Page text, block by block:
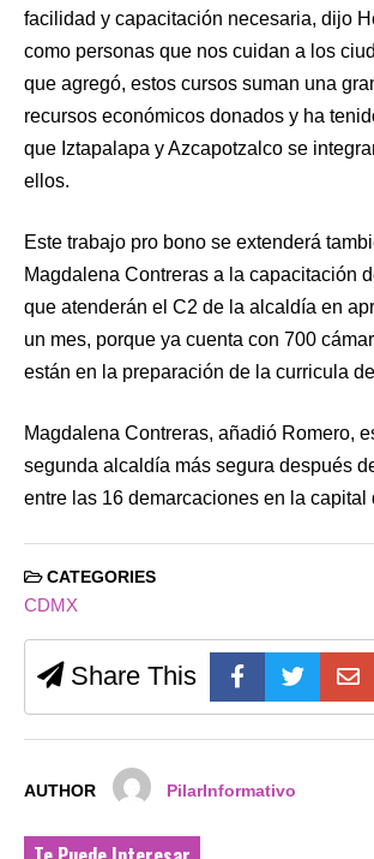
facilidad y capacitación necesaria, dijo
como personas que nos cuidan a los
que agregó, estos cursos suman una
recursos económicos donados y ha
que Iztapalapa y Azcapotzalco se
ellos.
Este trabajo pro bono se extenderá
Magdalena Contreras a la capacitación
que atenderán el C2 de la alcaldía en
un mes, porque ya cuenta con 700
están en la preparación de la curricula
Magdalena Contreras, añadió Romero,
segunda alcaldía más segura después
entre las 16 demarcaciones en la capital
CATEGORIES
CDMX
Share This
AUTHOR PilarInformativo